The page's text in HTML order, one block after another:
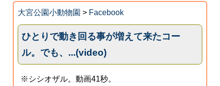
大宮公園小動物園 > Facebook
ひとりで動き回る事が増えて来たコー
ル。でも、...(video)
※シシオザル。動画41秒。